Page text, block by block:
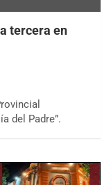
tercera en
del Padre”.